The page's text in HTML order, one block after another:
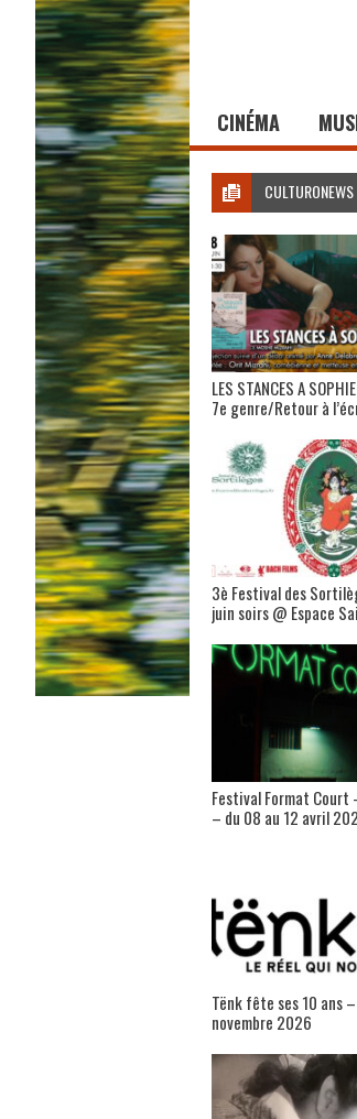
CINÉMA
CULTURONEWS
LES STANCES A
7e genre/Retour à
3è Festival des
juin soirs @ Espace
Festival Format Court
– du 08 au 12 avril
Tënk fête ses 10 ans
novembre 2026